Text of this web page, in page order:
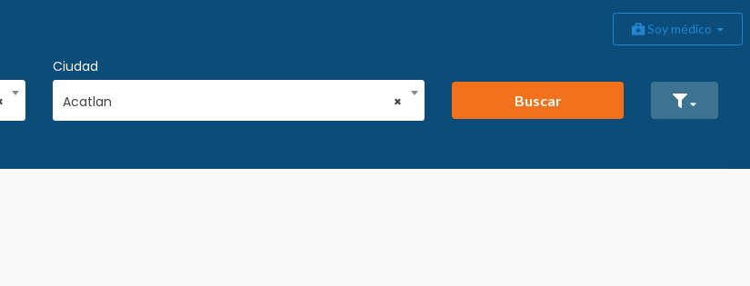
Soy médico
Ciudad
×
Acatlan Buscar